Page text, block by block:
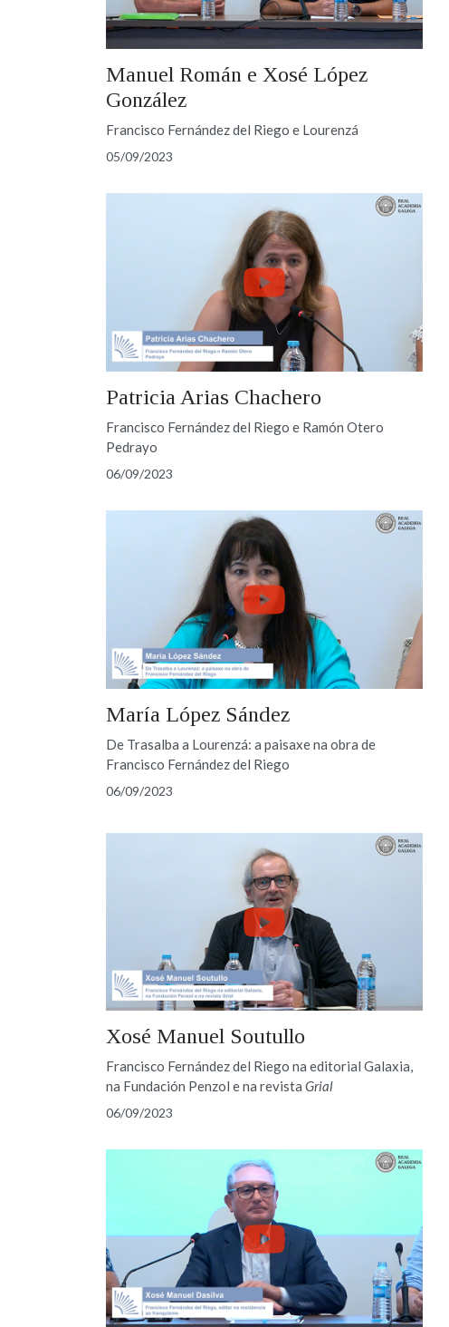
Manuel Román e Xosé López
González
Francisco Fernández del Riego e Lourenzá
05/09/2023
Patricia Arias Chachero
Francisco Fernández del Riego e Ramón Otero
Pedrayo
06/09/2023
María López Sández
De Trasalba a Lourenzá: a paisaxe na obra de
Francisco Fernández del Riego
06/09/2023
Xosé Manuel Soutullo
Francisco Fernández del Riego na editorial Galaxia,
na Fundación Penzol e na revista Grial
06/09/2023